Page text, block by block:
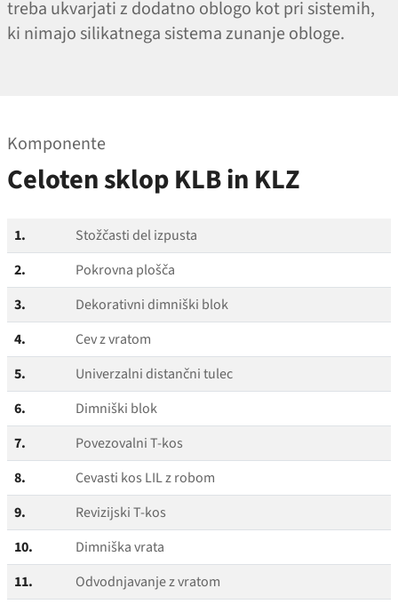
treba ukvarjati z dodatno oblogo kot pri sistemih,
ki nimajo silikatnega sistema zunanje obloge.
Komponente
Celoten sklop KLB in KLZ
1.
Stožčasti del izpusta
2.
Pokrovna plošča
3.
Dekorativni dimniški blok
4.
Cev z vratom
5.
Univerzalni distančni tulec
6.
Dimniški blok
7.
Povezovalni T‑kos
8.
Cevasti kos LIL z robom
9.
Revizijski T‑kos
10.
Dimniška vrata
11.
Odvodnjavanje z vratom